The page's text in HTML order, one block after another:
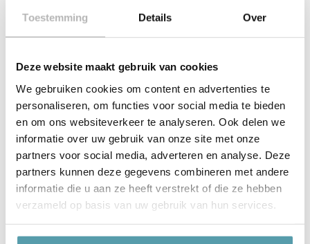
Toestemming Details Over
Deze website maakt gebruik van cookies
We gebruiken cookies om content en advertenties te
personaliseren, om functies voor social media te bieden
en om ons websiteverkeer te analyseren. Ook delen we
informatie over uw gebruik van onze site met onze
partners voor social media, adverteren en analyse. Deze
partners kunnen deze gegevens combineren met andere
informatie die u aan ze heeft verstrekt of die ze hebben
verzameld op basis van uw gebruik van hun services.
deskundig advies
Korte productbeschrijving
Product details